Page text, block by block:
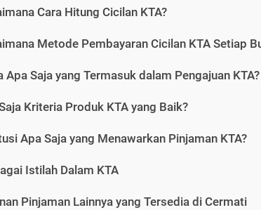
Cara Hitung Cicilan KTA?
Metode Pembayaran Cicilan KTA Setiap
Apa Saja yang Termasuk dalam Pengajuan KTA?
Kriteria Produk KTA yang Baik?
Apa Saja yang Menawarkan Pinjaman KTA?
Istilah Dalam KTA
Pinjaman Lainnya yang Tersedia di Cermati